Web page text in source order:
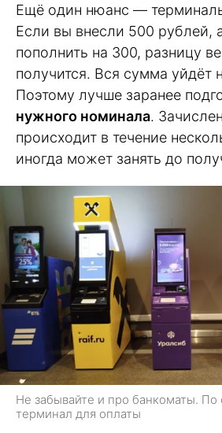
Ещё один нюанс —
Если вы внесли 500 рублей,
пополнить на 300, разницу
получится. Вся сумма уйдёт
Поэтому лучше заранее
нужного номинала.
происходит в течение
иногда может занять до
Не забывайте и про банкоматы. По
терминал для оплаты